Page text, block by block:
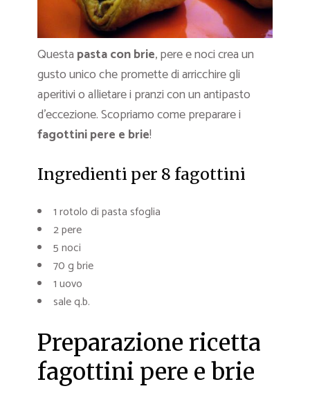
Questa pasta con brie, pere e noci crea un
gusto unico che promette di arricchire gli
aperitivi o allietare i pranzi con un antipasto
d’eccezione. Scopriamo come preparare i
fagottini pere e brie!
Ingredienti per 8 fagottini
1 rotolo di pasta sfoglia
2 pere
5 noci
70 g brie
1 uovo
sale q.b.
Preparazione ricetta
fagottini pere e brie